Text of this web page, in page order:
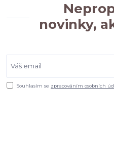
novinky,
Souhlasím se zpracováním osobních